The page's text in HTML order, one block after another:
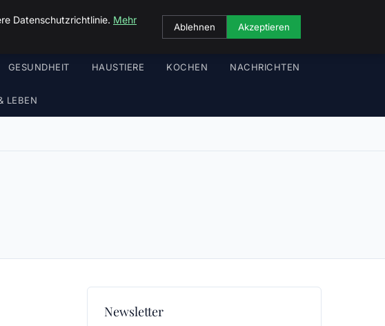
GESUNDHEIT HAUSTIERE KOCHEN NACHRICHTEN
LEBEN
Newsletter
Datenschutzrichtlinie. Mehr
Ablehnen Akzeptieren